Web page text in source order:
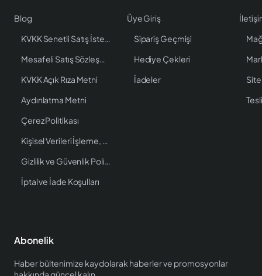
Blog
Mesafeli Satış Sözleşmesi
KVKK Açık Rıza Metni
Aydınlatma Metni
Çerez Politikası
İptal ve İade Koşulları
Üye Giriş
Sipariş Geçmişi
Hediye Çekleri
İadeler
Site
Abonelik
Haber bültenimize kaydolarak haberler ve promosyonlar